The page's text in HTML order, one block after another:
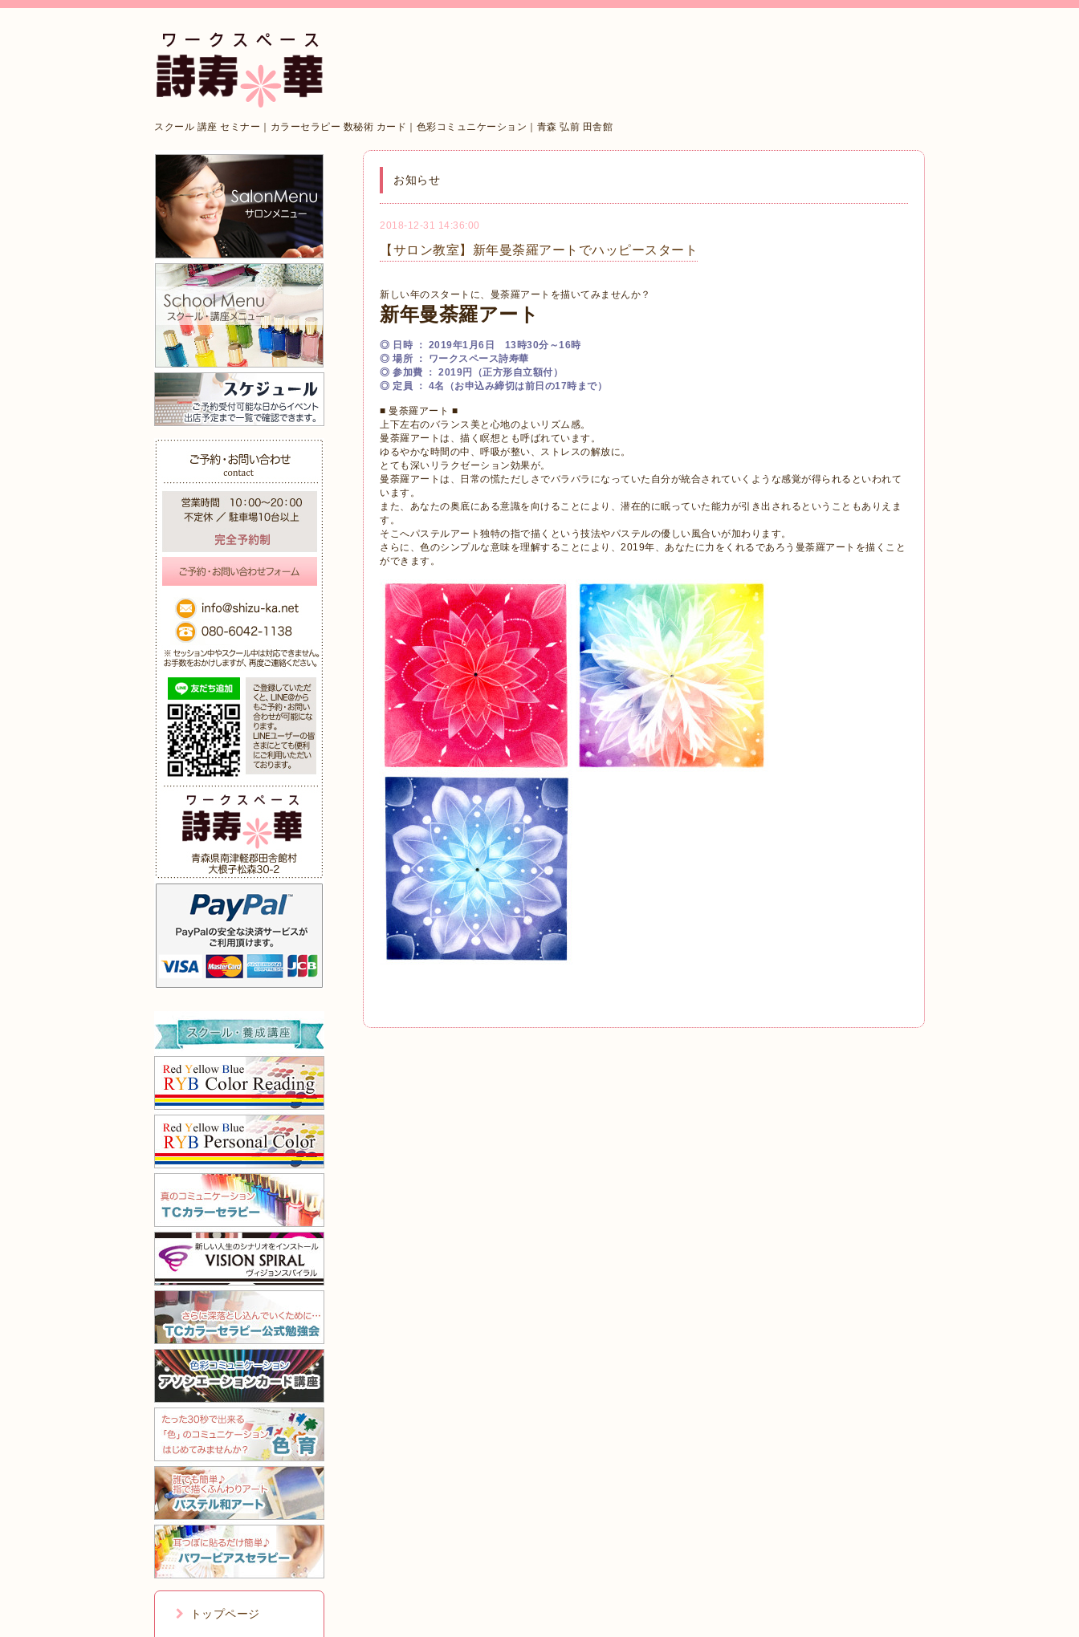
スクール 講座 セミナー｜カラーセラピー 数秘術 カード｜色彩コミュニケーション｜青森 弘前 田舎館
お知らせ
2018-12-31 14:36:00
【サロン教室】新年曼荼羅アートでハッピースタート
新しい年のスタートに、曼荼羅アートを描いてみませんか？
新年曼荼羅アート
◎ 日時 ： 2019年1月6日 13時30分～16時
◎ 場所 ： ワークスペース詩寿華
◎ 参加費 ： 2019円（正方形自立額付）
◎ 定員 ： 4名（お申込み締切は前日の17時まで）
■ 曼荼羅アート ■
上下左右のバランス美と心地のよいリズム感。
曼荼羅アートは、描く瞑想とも呼ばれています。
ゆるやかな時間の中、呼吸が整い、ストレスの解放に。
とても深いリラクゼーション効果が。
曼荼羅アートは、日常の慌ただしさでバラバラになっていた自分が統合されていくような感覚が得られるといわれて
います。
また、あなたの奥底にある意識を向けることにより、潜在的に眠っていた能力が引き出されるということもありえま
す。
そこへパステルアート独特の指で描くという技法やパステルの優しい風合いが加わります。
さらに、色のシンプルな意味を理解することにより、2019年、あなたに力をくれるであろう曼荼羅アートを描くこと
ができます。
トップページ